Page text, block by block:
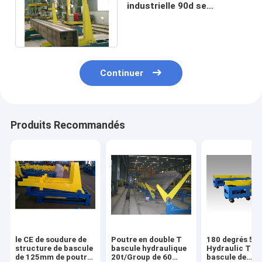
industrielle 90d se
Continuer
Produits Recommandés
le CE de soudure de
structure de bascule
de 125mm de poutre
Poutre en double T
bascule hydraulique
20t/Group de 60
180 degrés
Hydraulic Tilt
bascule de